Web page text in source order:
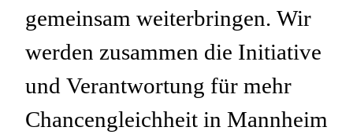
gemeinsam weiterbringen. Wir
werden zusammen die Initiative
und Verantwortung für mehr
Chancengleichheit in Mannheim